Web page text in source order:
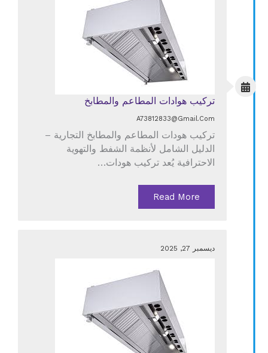
تركيب هوادات المطاعم والمطابخ
A73812833@gmail.com
تركيب هودات المطاعم والمطابخ التجارية –
الدليل الشامل لأنظمة الشفط والتهوية
الاحترافية يُعد تركيب هودات…
Read More
ديسمبر 27, 2025